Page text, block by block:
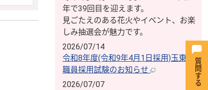
年で39回目を迎えます。
見ごたえのある花火やイベント、お楽
しみ抽選会が魅力です。
2026/07/14
令和8年度(令和9年4月1日採用)玉東町
職員採用試験のお知らせ
2026/07/07